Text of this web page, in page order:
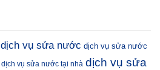
dịch vụ sửa nước dịch vụ sửa nước
dịch vụ sửa nước tại nhà dịch vụ sửa